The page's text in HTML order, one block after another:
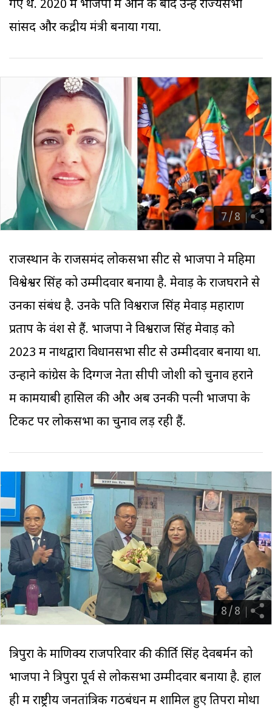
गए थे. 2020 में भाजपा में आने के बाद उन्हें राज्यसभा
सांसद और केंद्रीय मंत्री बनाया गया.
7/8
राजस्थान के राजसमंद लोकसभा सीट से भाजपा ने महिमा
विश्वेश्वर सिंह को उम्मीदवार बनाया है. मेवाड़ के राजघराने से
उनका संबंध है. उनके ​पति विश्वराज सिंह मेवाड़ महाराण
प्रताप के वंश से हैं. भाजपा ने विश्वराज सिंह मेवाड़ को
2023 में नाथद्वारा विधानसभा सीट से उम्मीदवार बनाया था.
उन्होंने कांग्रेस के दिग्गज नेता सीपी जोशी को चुनाव हराने
में कामयाबी हासिल की और अब उनकी पत्नी भाजपा के
टिकट पर लोकसभा का चुनाव लड़ रही हैं.
8/8
त्रिपुरा के माणिक्य राजपरिवार की कीर्ति सिंह देवबर्मन को
भाजपा ने त्रिपुरा पूर्व से लोकसभा उम्मीदवार बनाया है. हाल
ही में राष्ट्रीय जनतांत्रिक गठबंधन में शामिल हुए तिपरा मोथा